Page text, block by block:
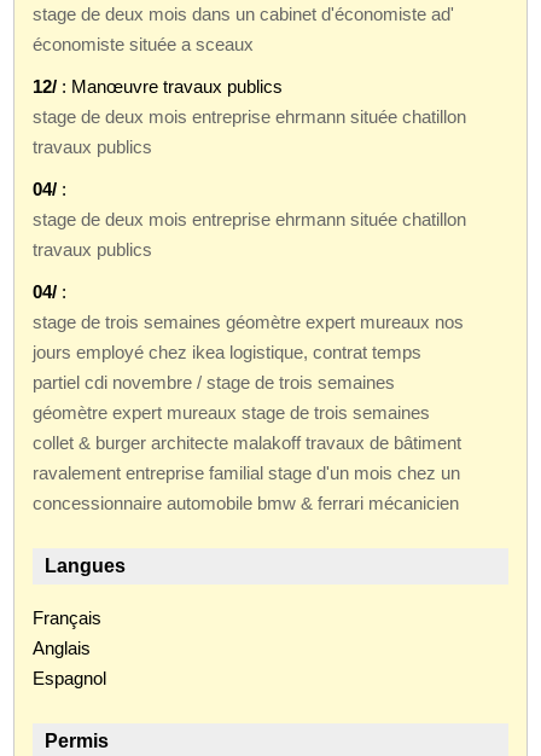
stage de deux mois dans un cabinet d'économiste ad'
économiste située a sceaux
12/ : Manœuvre travaux publics
stage de deux mois entreprise ehrmann située chatillon
travaux publics
04/ :
stage de deux mois entreprise ehrmann située chatillon
travaux publics
04/ :
stage de trois semaines géomètre expert mureaux nos
jours employé chez ikea logistique, contrat temps
partiel cdi novembre / stage de trois semaines
géomètre expert mureaux stage de trois semaines
collet & burger architecte malakoff travaux de bâtiment
ravalement entreprise familial stage d'un mois chez un
concessionnaire automobile bmw & ferrari mécanicien
Langues
Français
Anglais
Espagnol
Permis